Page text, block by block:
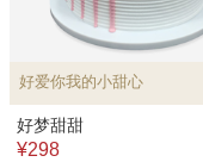
好爱你我的小甜心
好梦甜甜
¥298